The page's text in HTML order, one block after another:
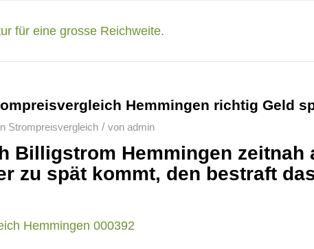
Hemmingen richtig Geld
Strompreisvergleich / von admin
Billigstrom Hemmingen zeitnah
zu spät kommt, den bestraft